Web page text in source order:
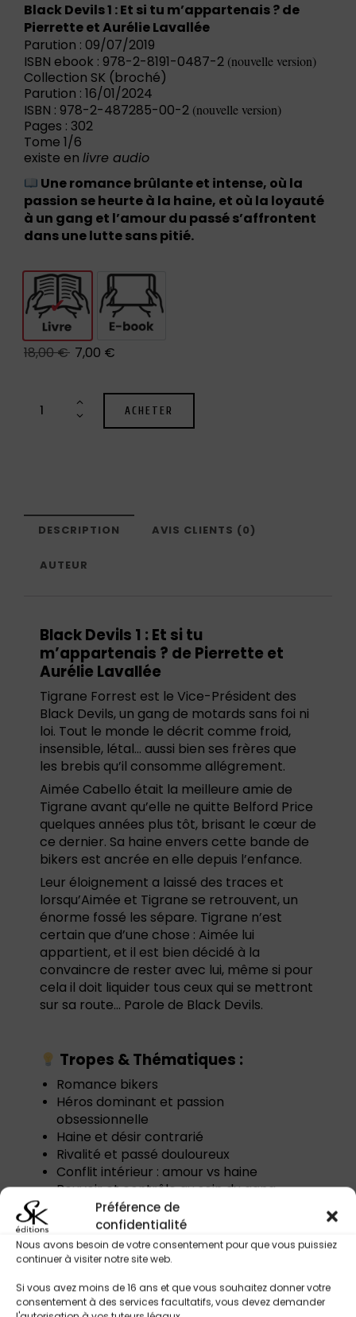
Préférence de
confidentialité
Nous avons besoin de votre consentement pour que vous puissiez
continuer à visiter notre site web.
Si vous avez moins de 16 ans et que vous souhaitez donner votre
consentement à des services facultatifs, vous devez demander
Black Devils 1 : Et si tu m’appartenais ? de
Pierrette et Aurélie Lavallée
Parution : 09/07/2019
ISBN ebook : 978-2-8191-0487-2 (nouvelle version)
Collection SK (broché)
Parution : 16/01/2024
ISBN : 978-2-487285-00-2 (nouvelle version)
Pages : 302
Tome 1/6
existe en livre audio
Une romance brûlante et intense, où la
passion se heurte à la haine, et où la loyauté
à un gang et l’amour du passé s’affrontent
dans une lutte sans pitié.
Livre E-book
18,00€ 7,00 €
ACHETER
DESCRIPTION AVIS CLIENTS (0)
AUTEUR
Black Devils 1 : Et si tu
m’appartenais ? de Pierrette et
Aurélie Lavallée
Tigrane Forrest est le Vice-Président des
Black Devils, un gang de motards sans foi ni
loi. Tout le monde le décrit comme froid,
insensible, létal… aussi bien ses frères que
les brebis qu’il consomme allégrement.
Aimée Cabello était la meilleure amie de
Tigrane avant qu’elle ne quitte Belford Price
quelques années plus tôt, brisant le cœur de
ce dernier. Sa haine envers cette bande de
bikers est ancrée en elle depuis l’enfance.
Leur éloignement a laissé des traces et
lorsqu’Aimée et Tigrane se retrouvent, un
énorme fossé les sépare. Tigrane n’est
certain que d’une chose : Aimée lui
appartient, et il est bien décidé à la
convaincre de rester avec lui, même si pour
cela il doit liquider tous ceux qui se mettront
sur sa route… Parole de Black Devils.
Tropes & Thématiques :
Romance bikers
Héros dominant et passion
obsessionnelle
Haine et désir contrarié
Rivalité et passé douloureux
Conflit intérieur : amour vs haine
Pouvoir et contrôle au sein du gang
Amour interdit ou difficile à avouer
Vengeance et justice personnelle
Réconciliation et rédemption
émotionnelle
perdu